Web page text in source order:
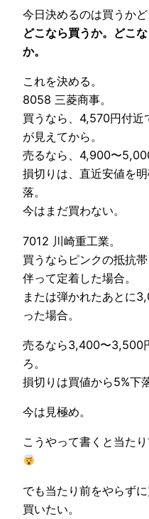
今日決めるのは買うかど
どこなら買うか。どこ
か。
これを決める。
8058 三菱商事。
買うなら、4,570円付近
が見えてから。
売るなら、4,900〜
損切りは、直近安値を
落。
今はまだ買わない。
7012 川崎重工業。
買うならピンクの抵抗
伴って定着した場合。
または弾かれたあとに
った場合。
売るなら3,400〜3,500
ろ。
損切りは買値から5%下
今は見極め。
こうやって書くと当た
でも当たり前をやらずに
買いたい。